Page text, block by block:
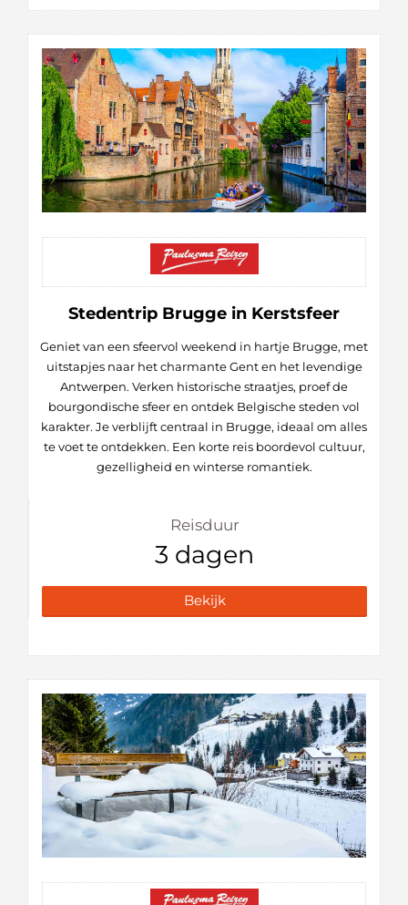
Stedentrip Brugge in Kerstsfeer
Geniet van een sfeervol weekend in hartje Brugge, met
uitstapjes naar het charmante Gent en het levendige
Antwerpen. Verken historische straatjes, proef de
bourgondische sfeer en ontdek Belgische steden vol
karakter. Je verblijft centraal in Brugge, ideaal om alles
te voet te ontdekken. Een korte reis boordevol cultuur,
gezelligheid en winterse romantiek.
Reisduur
3 dagen
Bekijk